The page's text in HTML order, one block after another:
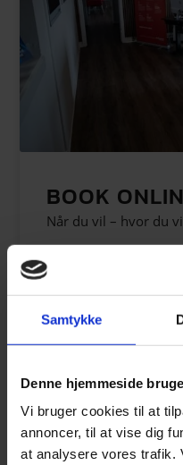
Samtykke
Denne hjemmeside
Vi bruger cookies til at
annoncer, til at vise dig
at analysere vores trafik.
BOOK
Når du vil – hvor du
Spring
Fordi din tid er